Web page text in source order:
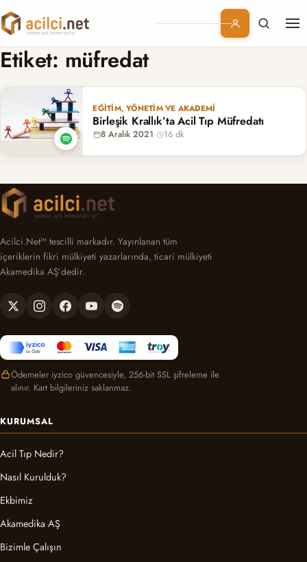
Branşlar
Konular
Kurumsal
Etiket: müfredat
EĞITIM, YÖNETIM VE AKADEMI
Birleşik Krallık’ta Acil Tıp Müfredatı
8 Aralık 2021· 16 dk
Acilci.Net™ tescilli markadır. Yayınlanan tüm
içeriklerin fikri mülkiyeti yazarlarında, ticari mülkiyeti
Akamedika AŞ’dedir.
Ödemeler iyzico güvencesiyle, 256-bit SSL şifreleme ile
alınır. Kart bilgileriniz saklanmaz.
KURUMSAL
Acil Tıp Nedir?
Nasıl Kurulduk?
Ekbimiz
Akamedika AŞ
Bizimle Çalışın